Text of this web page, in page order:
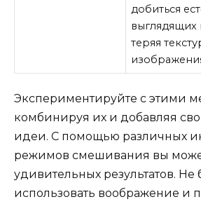
добиться
выглядящих
теряя
Экспериментируйте с этими
комбинируя их и добавляя
идеи. С помощью различных
режимов смешивания вы
удивительных результатов. Не
использовать воображение и